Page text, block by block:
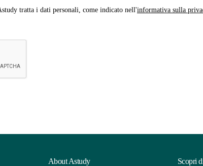
tratta i dati personali, come indicato nell'informativa sulla
About Astudy
Scopri